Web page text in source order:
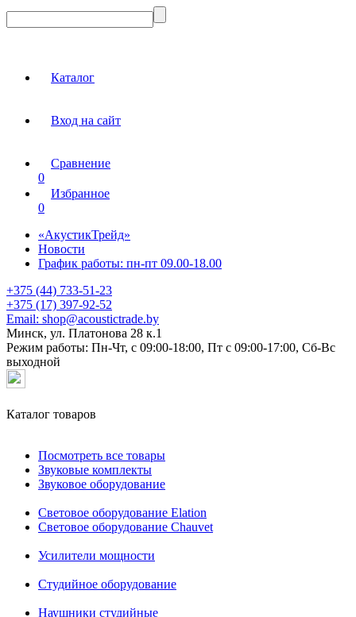
Каталог
Вход на сайт
Сравнение
0
Избранное
0
«АкустикТрейд»
Новости
График работы: пн-пт 09.00-18.00
+375 (44) 733-51-23
+375 (17) 397-92-52
Email: shop@acoustictrade.by
Минск, ул. Платонова 28 к.1
Режим работы: Пн-Чт, с 09:00-18:00, Пт с 09:00-17:00, Сб-Вс
выходной
Каталог товаров
Посмотреть все товары
Звуковые комплекты
Звуковое оборудование
Световое оборудование Elation
Cветовое оборудование Chauvet
Усилители мощности
Студийное оборудование
Наушники студийные